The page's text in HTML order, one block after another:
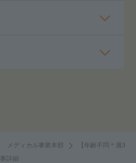
メディカル事業本部
【年齢不問＊週3
詳細